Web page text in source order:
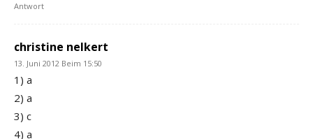
Antwort
christine nelkert
13. Juni 2012 Beim 15:50
1) a
2) a
3) c
4) a